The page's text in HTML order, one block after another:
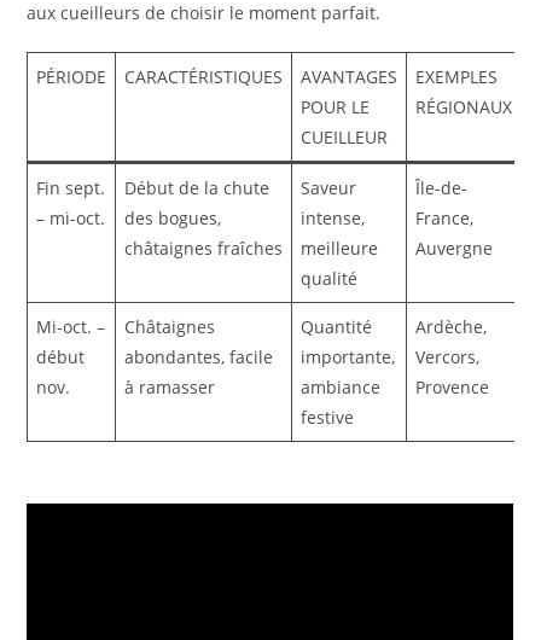
aux cueilleurs de choisir le moment parfait.
PÉRIODE CARACTÉRISTIQUES
AVANTAGES
POUR LE
CUEILLEUR
EXEMPLES
RÉGIONAUX
Fin sept.
– mi-oct.
Début de la chute
des bogues,
châtaignes fraîches
Saveur
intense,
meilleure
qualité
Île-de-
France,
Auvergne
Mi-oct. –
début
nov.
Châtaignes
abondantes, facile
à ramasser
Quantité
importante,
ambiance
festive
Ardèche,
Vercors,
Provence